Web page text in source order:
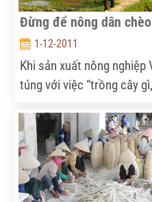
Đừng để nông dân
1-12-2011
Khi sản xuất nông nghiệp
túng với việc “trồng cây